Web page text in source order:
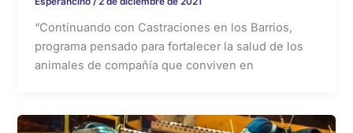
“Continuando con Castraciones en los Barrios,
programa pensado para fortalecer la salud de los
animales de compañía que conviven en